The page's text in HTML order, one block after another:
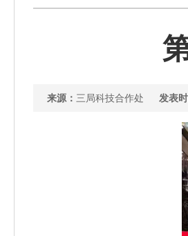
来源： 三局科技合作处 发表